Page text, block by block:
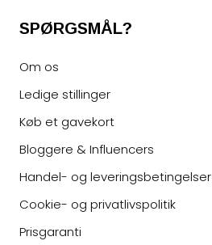
SPØRGSMÅL?
Om os
Ledige stillinger
Køb et gavekort
Bloggere & Influencers
Handel- og leveringsbetingelser
Cookie- og privatlivspolitik
Prisgaranti